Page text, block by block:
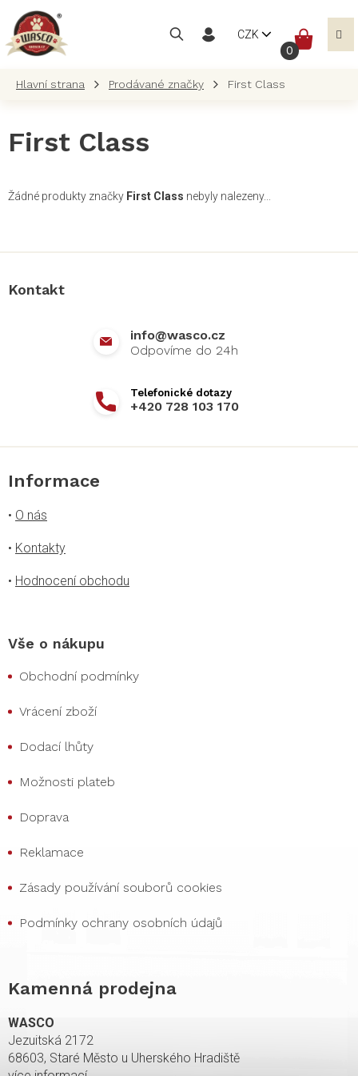
obsah
CZK
Prodávané značky First Class
First Class
Žádné produkty značky First Class nebyly nalezeny...
Kontakt
info@wasco.cz
+420 728 103 170
Informace
• O nás
• Kontakty
• Hodnocení obchodu
Vše o nákupu
Obchodní podmínky
Vrácení zboží
Dodací lhůty
Možnosti plateb
Doprava
Reklamace
Zásady používání souborů cookies
Podmínky ochrany osobních údajů
Kamenná prodejna
WASCO
Jezuitská 2172
68603, Staré Město u Uherského Hradiště